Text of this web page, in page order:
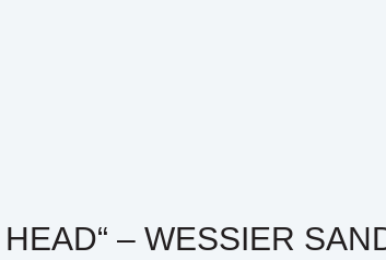
– WESSIER